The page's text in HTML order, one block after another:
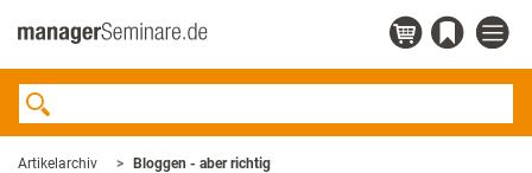
Artikelarchiv Bloggen - aber richtig